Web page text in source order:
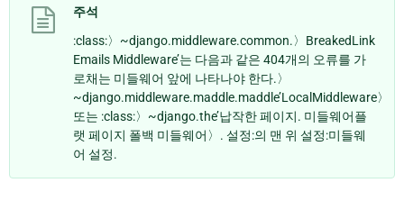
주석
:class:〉~django.middleware.common.〉BreakedLink
Emails Middleware’는 다음과 같은 404개의 오류를 가
로채는 미들웨어 앞에 나타나야 한다.〉
~django.middleware.maddle.maddle’LocalMiddleware〉
또는 :class:〉~django.the’납작한 페이지. 미들웨어플
랫 페이지 폴백 미들웨어〉. 설정:의 맨 위 설정:미들웨
어 설정.